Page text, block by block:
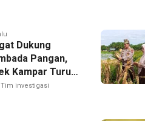
Dukung
Pangan,
Kampar Turun
Panen Jagung
Tim investigasi